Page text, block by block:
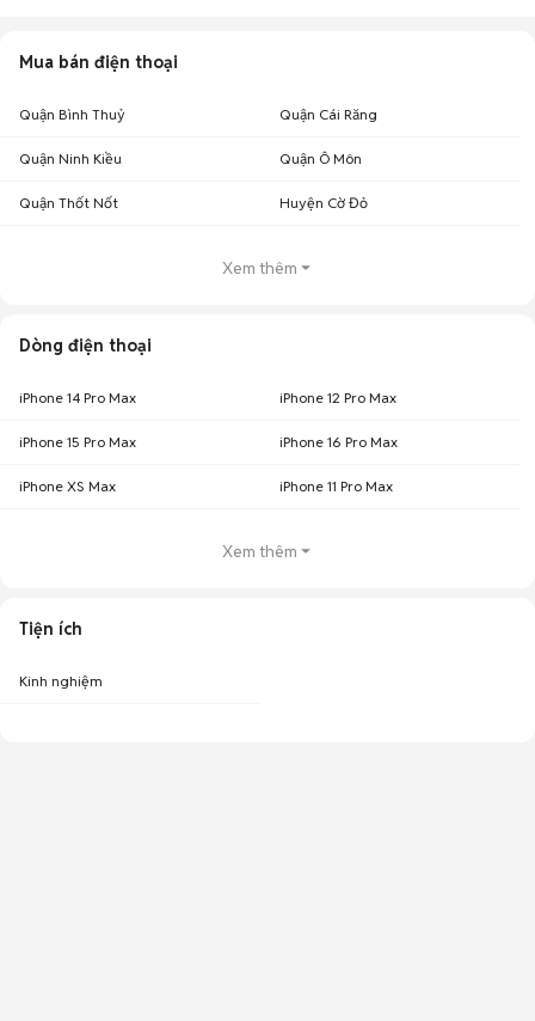
Mua bán điện thoại
Quận Bình Thuỷ Quận Cái Răng
Quận Ninh Kiều Quận Ô Môn
Quận Thốt Nốt Huyện Cờ Đỏ
Xem thêm
Dòng điện thoại
iPhone 14 Pro Max iPhone 12 Pro Max
iPhone 15 Pro Max iPhone 16 Pro Max
iPhone XS Max iPhone 11 Pro Max
Xem thêm
Tiện ích
Kinh nghiệm